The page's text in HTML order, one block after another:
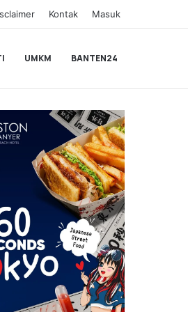
Kontak Masuk
UMKM BANTEN24